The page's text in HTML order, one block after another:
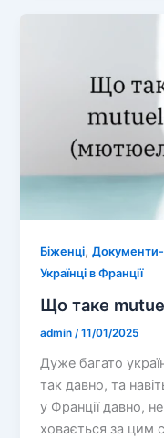
Біженці,
Українці в Франції
Що таке
admin/11/01/2025
Дуже багато
так давно, та
у Франції давно,
ховається за цим